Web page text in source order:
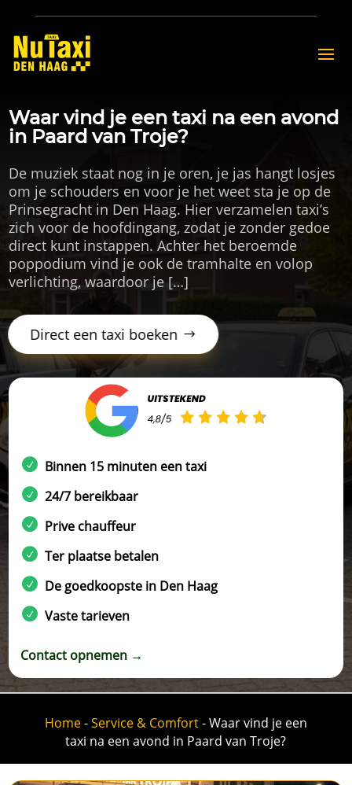
Waar vind je een taxi na een avond
in Paard van Troje?
De muziek staat nog in je oren, je jas hangt losjes
om je schouders en voor je het weet sta je op de
Prinsegracht in Den Haag. Hier verzamelen taxi’s
zich voor de hoofdingang, zodat je zonder gedoe
direct kunt instappen. Achter het beroemde
poppodium vind je ook de tramhalte en volop
verlichting, waardoor je […]
Direct een taxi boeken
Binnen 15 minuten een taxi
24/7 bereikbaar
Prive chauffeur
Ter plaatse betalen
De goedkoopste in Den Haag
Vaste tarieven
Contact opnemen →
Home-Service & Comfort-Waar vind je een
taxi na een avond in Paard van Troje?